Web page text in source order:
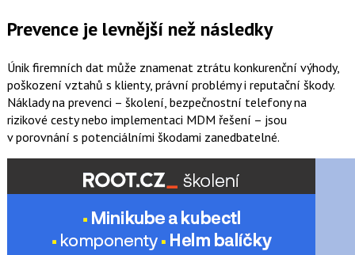
Prevence je levnější než následky
Únik firemních dat může znamenat ztrátu konkurenční výhody,
poškození vztahů s klienty, právní problémy i reputační škody.
Náklady na prevenci – školení, bezpečnostní telefony na
rizikové cesty nebo implementaci MDM řešení – jsou
v porovnání s potenciálními škodami zanedbatelné.